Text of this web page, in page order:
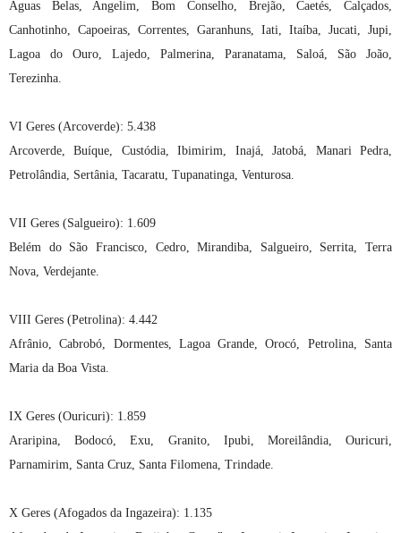
Águas Belas, Angelim, Bom Conselho, Brejão, Caetés, Calçados,
Canhotinho, Capoeiras, Correntes, Garanhuns, Iati, Itaíba, Jucati, Jupi,
Lagoa do Ouro, Lajedo, Palmerina, Paranatama, Saloá, São João,
Terezinha.
VI Geres (Arcoverde): 5.438
Arcoverde, Buíque, Custódia, Ibimirim, Inajá, Jatobá, Manari Pedra,
Petrolândia, Sertânia, Tacaratu, Tupanatinga, Venturosa.
VII Geres (Salgueiro): 1.609
Belém do São Francisco, Cedro, Mirandiba, Salgueiro, Serrita, Terra
Nova, Verdejante.
VIII Geres (Petrolina): 4.442
Afrânio, Cabrobó, Dormentes, Lagoa Grande, Orocó, Petrolina, Santa
Maria da Boa Vista.
IX Geres (Ouricuri): 1.859
Araripina, Bodocó, Exu, Granito, Ipubi, Moreilândia, Ouricuri,
Parnamirim, Santa Cruz, Santa Filomena, Trindade.
X Geres (Afogados da Ingazeira): 1.135